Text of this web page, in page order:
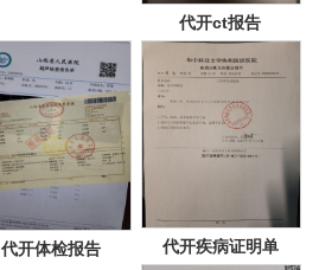
代开ct报告
代开体检报告 代开疾病证明单